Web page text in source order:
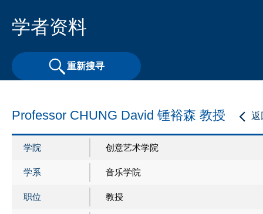
学者资料
重新搜寻
返
Professor CHUNG David 锺裕森 教授
学院 创意艺术学院
学系 音乐学院
职位 教授